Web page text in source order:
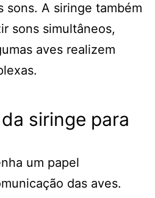
sons. A siringe também
sons simultâneos,
aves realizem
siringe para
um papel
das aves.